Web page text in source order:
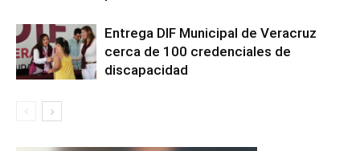
Entrega DIF Municipal de Veracruz
cerca de 100 credenciales de
discapacidad